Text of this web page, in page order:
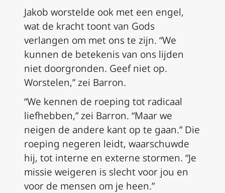
Jakob worstelde ook met een engel,
wat de kracht toont van Gods
verlangen om met ons te zijn. “We
kunnen de betekenis van ons lijden
niet doorgronden. Geef niet op.
Worstelen,” zei Barron.
“We kennen de roeping tot radicaal
liefhebben,” zei Barron. “Maar we
neigen de andere kant op te gaan.” Die
roeping negeren leidt, waarschuwde
hij, tot interne en externe stormen. “Je
missie weigeren is slecht voor jou en
voor de mensen om je heen.”